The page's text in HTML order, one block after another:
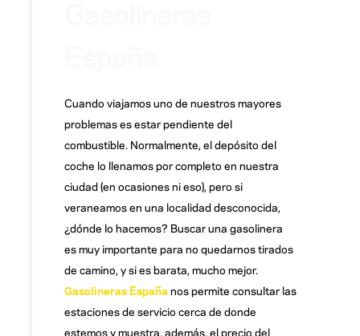
Cuando viajamos uno de nuestros mayores
problemas es estar pendiente del
combustible. Normalmente, el depósito del
coche lo llenamos por completo en nuestra
ciudad (en ocasiones ni eso), pero si
veraneamos en una localidad desconocida,
¿dónde lo hacemos? Buscar una gasolinera
es muy importante para no quedarnos tirados
de camino, y si es barata, mucho mejor.
Gasolineras España nos permite consultar las
estaciones de servicio cerca de donde
estemos y muestra, además, el precio del